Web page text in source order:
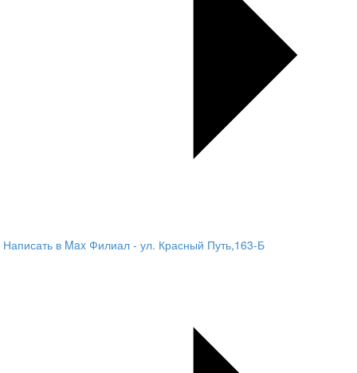
Написать в Max Филиал - ул. Красный Путь,163-Б